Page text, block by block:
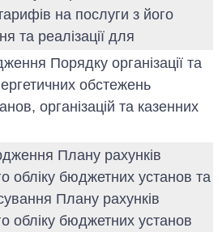
на послуги з його
та реалізації для
Порядку організації та
обстежень
організацій та казенних
Плану рахунків
обліку бюджетних установ та
Плану рахунків
обліку бюджетних установ